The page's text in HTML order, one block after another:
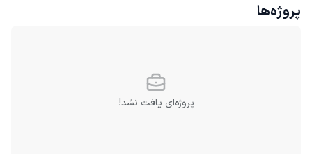
پروژه‌ها
پروژه‌ای یافت نشد!